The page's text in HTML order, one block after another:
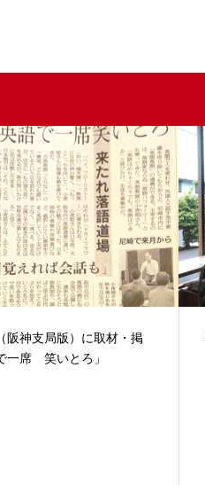
のうた喫茶店』から